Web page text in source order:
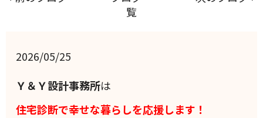
覧
2026/05/25
Ｙ＆Ｙ設計事務所は
住宅診断で幸せな暮らしを応援します！